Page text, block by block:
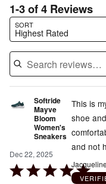
1-3 of 4 Reviews
SORT
Highest Rated
Search reviews…
Softride
Mayve
Bloom
Women's
Sneakers
Dec 22, 2025
Rated
This is
shoe
and not